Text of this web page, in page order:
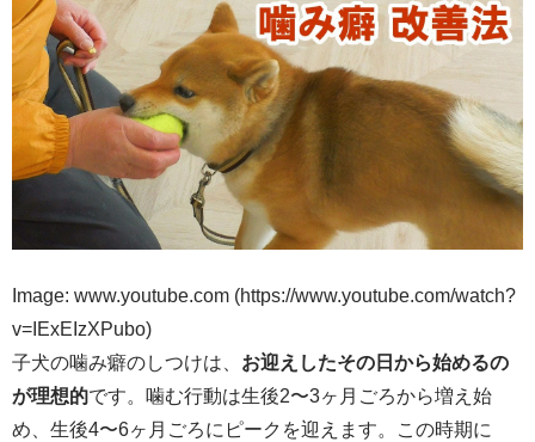
Image: www.youtube.com (https://www.youtube.com/watch?
v=IExEIzXPubo)
子犬の噛み癖のしつけは、 お迎えしたその日から始めるの
が理想的です。噛む行動は生後2〜3ヶ月ごろから増え始
め、生後4〜6ヶ月ごろにピークを迎えます。この時期に